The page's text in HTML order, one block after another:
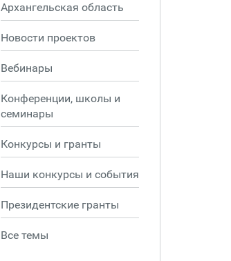
Архангельская область
Новости проектов
Вебинары
Конференции, школы и
семинары
Конкурсы и гранты
Наши конкурсы и события
Президентские гранты
Все темы